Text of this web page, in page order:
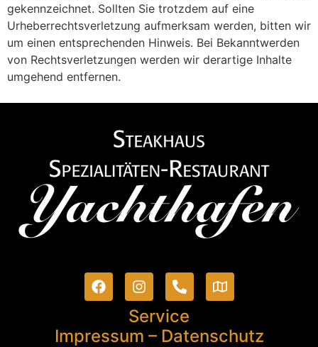
gekennzeichnet. Sollten Sie trotzdem auf eine
Urheberrechtsverletzung aufmerksam werden, bitten wir
um einen entsprechenden Hinweis. Bei Bekanntwerden
von Rechtsverletzungen werden wir derartige Inhalte
umgehend entfernen.
Service
Impressum – Datenschutz